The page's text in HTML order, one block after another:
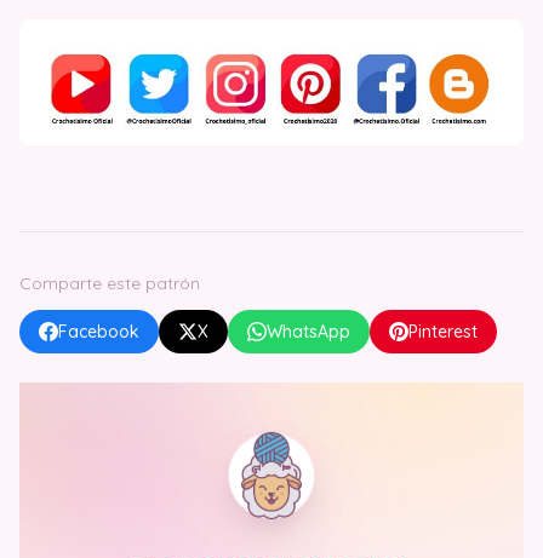
Comparte este patrón
Facebook X WhatsApp Pinterest